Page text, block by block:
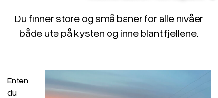
Du finner store og små baner for alle nivåer
både ute på kysten og inne blant fjellene.
Enten
du